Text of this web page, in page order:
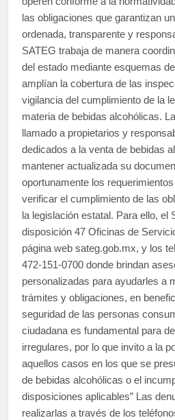
las obligaciones que garantizan
ordenada, transparente y
SATEG trabaja de manera
del estado mediante esquemas
amplían la cobertura de las
vigilancia del cumplimiento de la
materia de bebidas alcohólicas.
llamado a propietarios y
dedicados a la venta de bebidas
mantener actualizada su
oportunamente los
verificar el cumplimiento de las
la legislación estatal. Para ello, el
disposición 47 Oficinas de
página web sateg.gob.mx, y los
472-151-0700 donde brindan
personalizadas para ayudarles a
trámites y obligaciones, en
seguridad de las personas
ciudadana es fundamental para
irregulares, por lo que invito a la
aquellos casos en los que se
de bebidas alcohólicas o el
disposiciones aplicables” Las
realizarlas a través de los